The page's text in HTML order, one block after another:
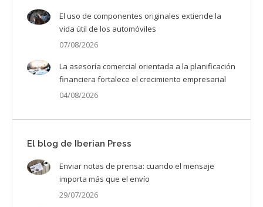
El uso de componentes originales extiende la
vida útil de los automóviles
07/08/2026
La asesoría comercial orientada a la planificación
financiera fortalece el crecimiento empresarial
04/08/2026
El blog de Iberian Press
Enviar notas de prensa: cuando el mensaje
importa más que el envío
29/07/2026